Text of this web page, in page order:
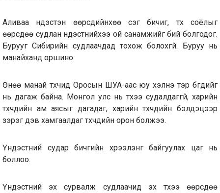
Аливаа үндэстэн өөрсдийнхөө үсэг бичиг, түүх соёлыг
өөрсдөө судлан үндэстнийхээ ой санамжийг бий болгодог.
Бурууг Сибирийн судлаачдад тохож болохгүй. Буруу нь
манайханд оршино.
Өнөө манай түүхчид Оросын ШУА-аас юу хэлнэ тэр бүгдийг
нь дагаж байна. Монгол улс нь түүхээ судалдаггүй, харийн
түүхчдийн ам аясыг дагадаг, харийн түүхчдийн бэлдэцээр
зэрэг дэв хамгаалдаг түүхчдийн орон болжээ.
Үндэстний судар бичгийн хүрээлэнг байгуулах цаг нь
боллоо.
Үндэстний эх сурвалж судлаачид эх түүхээ өөрсдөө